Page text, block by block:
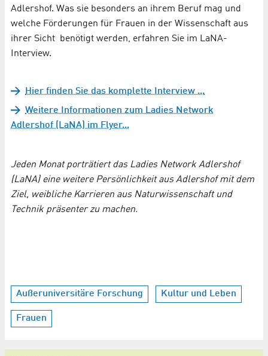
Adlershof. Was sie besonders an ihrem Beruf mag und
welche Förderungen für Frauen in der Wissenschaft aus
ihrer Sicht benötigt werden, erfahren Sie im LaNA-
Interview.
Hier finden Sie das komplette Interview ...
Weitere Informationen zum Ladies Network
Adlershof (LaNA) im Flyer...
Jeden Monat porträtiert das Ladies Network Adlershof
(LaNA) eine weitere Persönlichkeit aus Adlershof mit dem
Ziel, weibliche Karrieren aus Naturwissenschaft und
Technik präsenter zu machen.
Außeruniversitäre Forschung Kultur und Leben
Frauen